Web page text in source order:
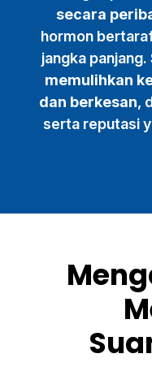
secara
hormon
jangka
memulihkan
dan berkesan,
serta reputasi